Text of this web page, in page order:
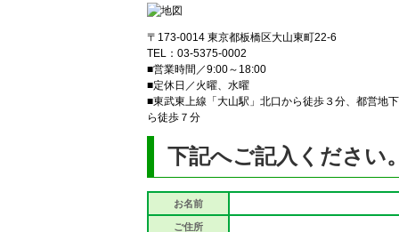
〒173-0014 東京都板橋区大山東町22-6
TEL：03-5375-0002
■営業時間／9:00～18:00
■定休日／火曜、水曜
■東武東上線「大山駅」北口から徒歩３分、都営地
ら徒歩７分
下記へご記入ください
お名前
ご住所